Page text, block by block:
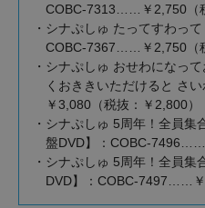
COBC-7313……￥2,750（
・シナぷしゅ たってすわっ
COBC-7367……￥2,750（
・シナぷしゅ おせわになっ
くおききいただけると さ
￥3,080（税抜：￥2,800）
・シナぷしゅ 5周年！全員
盤DVD】：COBC-7496……
・シナぷしゅ 5周年！全員集
DVD】：COBC-7497……￥